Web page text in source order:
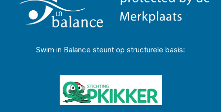
Swim in Balance steunt op structurele basis: